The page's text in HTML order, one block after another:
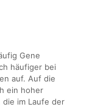
Gene
häufiger bei
auf. Auf die
ein hoher
im Laufe der